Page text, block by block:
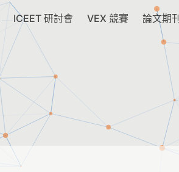
ICEET 研討會 VEX 競賽 論文期刊